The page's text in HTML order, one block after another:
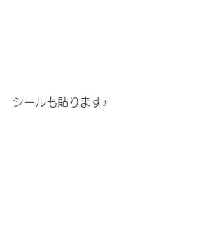
シールも貼ります♪